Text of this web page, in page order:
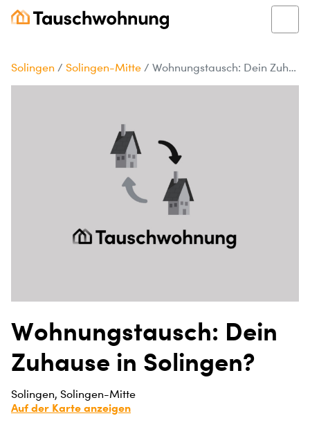
Solingen / Solingen-Mitte / Wohnungstausch: Dein Zuhause in Solingen?
Wohnungstausch: Dein
Zuhause in Solingen?
Solingen, Solingen-Mitte
Auf der Karte anzeigen